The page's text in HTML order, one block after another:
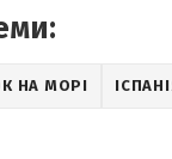
НА МОРІ